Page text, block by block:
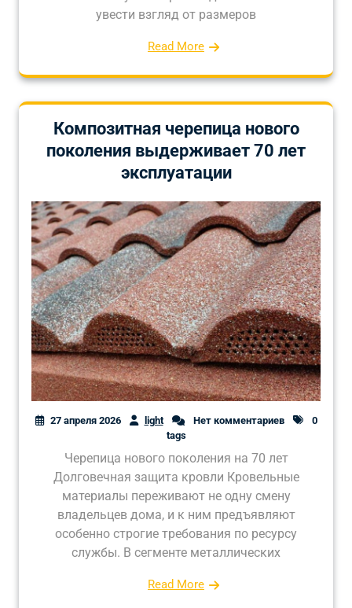
увести взгляд от размеров
Read More
Композитная черепица нового
поколения выдерживает 70 лет
эксплуатации
27 апреля 2026 light Нет комментариев
0
tags
Черепица нового поколения на 70 лет
Долговечная защита кровли Кровельные
материалы переживают не одну смену
владельцев дома, и к ним предъявляют
особенно строгие требования по ресурсу
службы. В сегменте металлических
Read More